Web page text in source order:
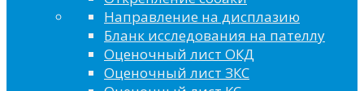
Направление на дисплазию
Бланк исследования на пателлу
Оценочный лист ОКД
Оценочный лист ЗКС